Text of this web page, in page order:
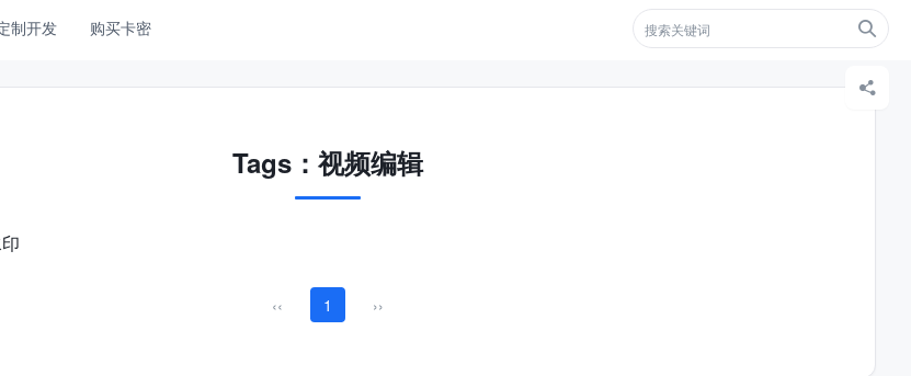
制开发 购买卡密 
Tags：视频编辑
‹‹ 1 ››
